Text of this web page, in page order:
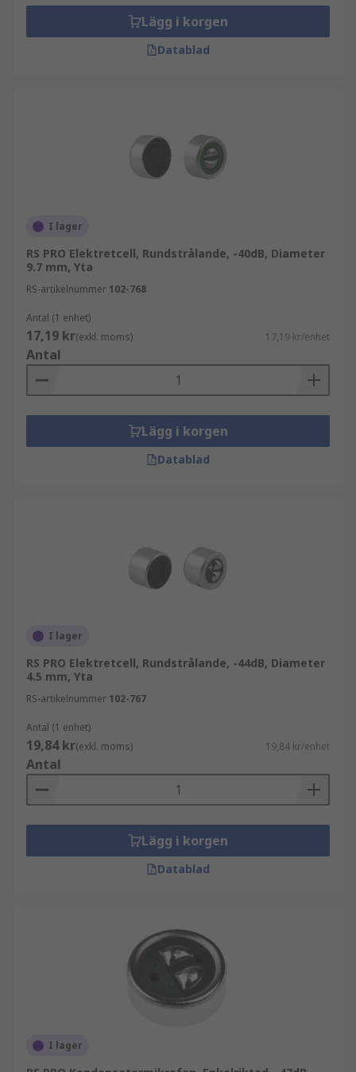
Lägg i korgen
Datablad
I lager
RS PRO Elektretcell, Rundstrålande, -40dB, Diameter
9.7 mm, Yta
RS-artikelnummer 102-768
Antal (1 enhet)
17,19 kr(exkl. moms) 17,19 kr/enhet
Antal
Lägg i korgen
Datablad
I lager
RS PRO Elektretcell, Rundstrålande, -44dB, Diameter
4.5 mm, Yta
RS-artikelnummer 102-767
Antal (1 enhet)
19,84 kr(exkl. moms) 19,84 kr/enhet
Antal
Lägg i korgen
Datablad
I lager